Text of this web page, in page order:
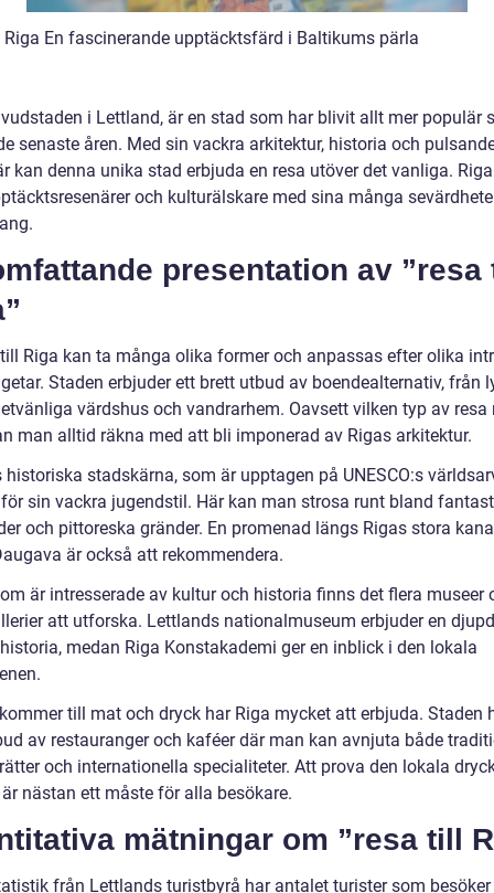
Riga En fascinerande upptäcktsfärd i Baltikums pärla
i Lettland, är en stad som har blivit allt mer populär
senaste åren. Med sin vackra arkitektur, historia och
kan denna unika stad erbjuda en resa utöver det vanliga.
och kulturälskare med sina många
presentation av ”resa
Riga kan ta många olika former och anpassas efter olika
Staden erbjuder ett brett utbud av boendealternativ, från
värdshus och vandrarhem. Oavsett vilken typ av resa
man alltid räkna med att bli imponerad av Rigas arkitektur.
historiska stadskärna, som är upptagen på UNESCO:s
sin vackra jugendstil. Här kan man strosa runt bland
och pittoreska gränder. En promenad längs Rigas stora
är också att rekommendera.
är intresserade av kultur och historia finns det flera museer
att utforska. Lettlands nationalmuseum erbjuder en
medan Riga Konstakademi ger en inblick i den lokala
till mat och dryck har Riga mycket att erbjuda. Staden
av restauranger och kaféer där man kan avnjuta både
och internationella specialiteter. Att prova den lokala
nästan ett måste för alla besökare.
mätningar om ”resa till
från Lettlands turistbyrå har antalet turister som besöker